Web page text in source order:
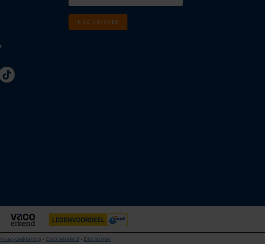
Tiktok
INSCHRIJVEN
• Cookiebeleid • Disclaimer